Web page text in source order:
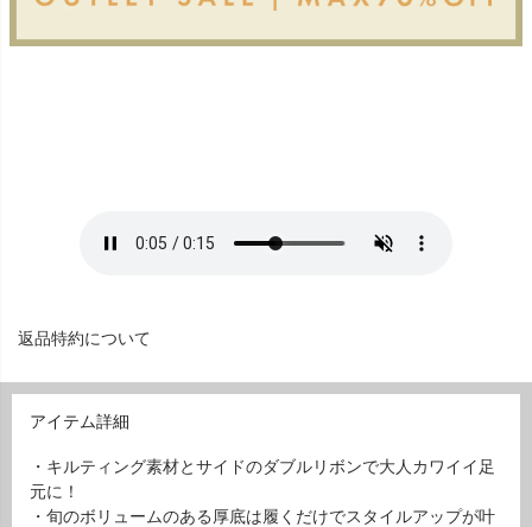
返品特約について
アイテム詳細
・キルティング素材とサイドのダブルリボンで大人カワイイ足
元に！
・旬のボリュームのある厚底は履くだけでスタイルアップが叶